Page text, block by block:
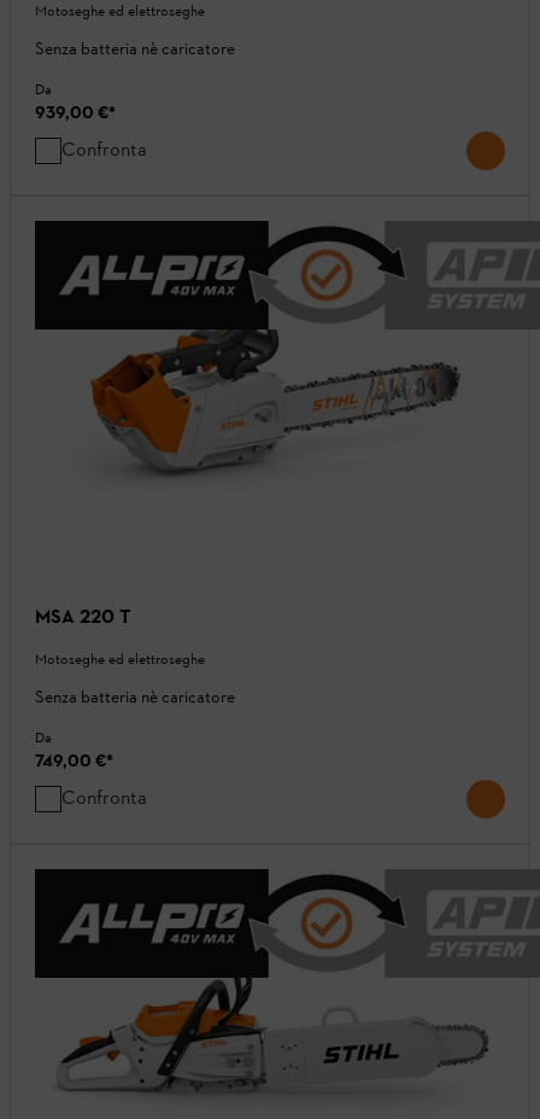
Motoseghe ed elettroseghe
Senza batteria nè caricatore
Da
939,00 €*
Confronta
MSA 220 T
Motoseghe ed elettroseghe
Senza batteria nè caricatore
Da
749,00 €*
Confronta